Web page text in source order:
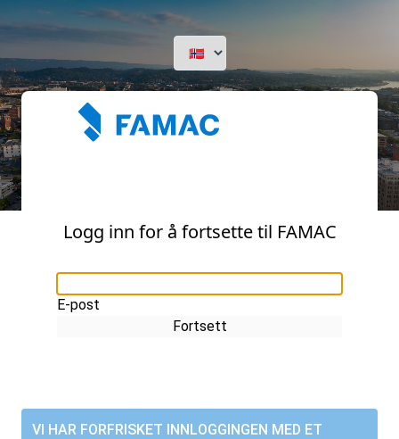
Logg inn for å fortsette til FAMAC
E-post
Fortsett
VI HAR FORFRISKET INNLOGGINGEN MED ET